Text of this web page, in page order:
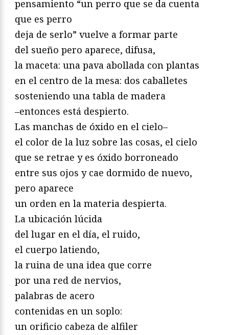
pensamiento “un perro que se da cuenta
que es perro
deja de serlo” vuelve a formar parte
del sueño pero aparece, difusa,
la maceta: una pava abollada con plantas
en el centro de la mesa: dos caballetes
sosteniendo una tabla de madera
–entonces está despierto.
Las manchas de óxido en el cielo–
el color de la luz sobre las cosas, el cielo
que se retrae y es óxido borroneado
entre sus ojos y cae dormido de nuevo,
pero aparece
un orden en la materia despierta.
La ubicación lúcida
del lugar en el día, el ruido,
el cuerpo latiendo,
la ruina de una idea que corre
por una red de nervios,
palabras de acero
contenidas en un soplo:
un orificio cabeza de alfiler